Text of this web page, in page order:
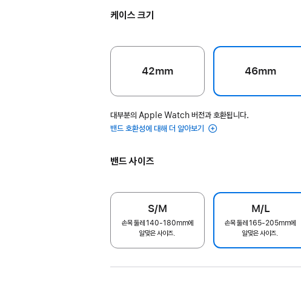
케이스 크기
42mm 46mm
대부분의 Apple Watch 버전과 호환됩니다.
밴드 호환성에 대해 더 알아보기
밴드 사이즈
S/M
손목 둘레 140-180mm에
알맞은 사이즈.
M/L
손목 둘레 165-205mm에
알맞은 사이즈.